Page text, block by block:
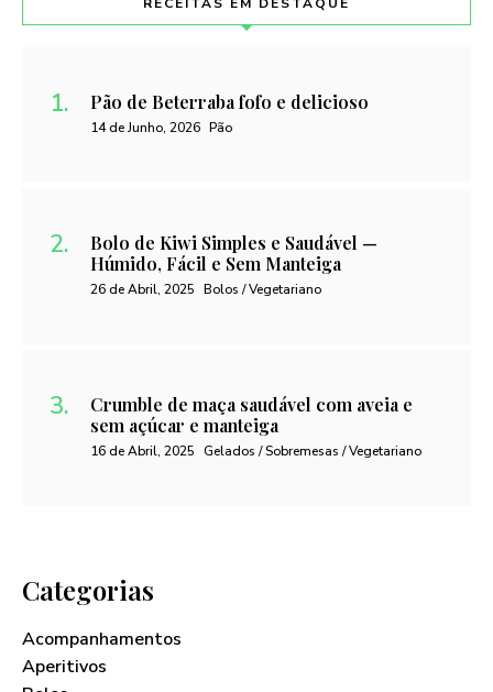
Pão de Beterraba fofo e delicioso
14 de Junho, 2026 Pão
Bolo de Kiwi Simples e Saudável —
Húmido, Fácil e Sem Manteiga
26 de Abril, 2025 Bolos / Vegetariano
Crumble de maça saudável com aveia e
sem açúcar e manteiga
16 de Abril, 2025 Gelados / Sobremesas / Vegetariano
Categorias
Acompanhamentos
Aperitivos